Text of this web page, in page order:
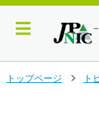
トップページ
ト